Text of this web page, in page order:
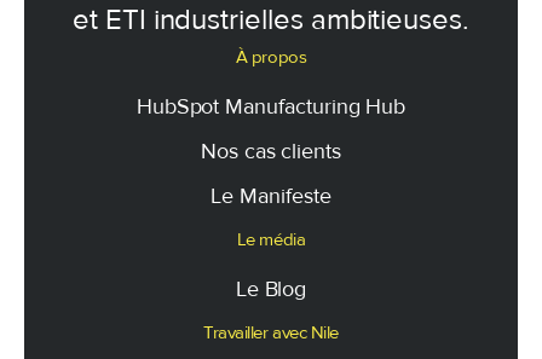
et ETI industrielles ambitieuses.
À propos
HubSpot Manufacturing Hub
Nos cas clients
Le Manifeste
Le média
Le Blog
Travailler avec Nile